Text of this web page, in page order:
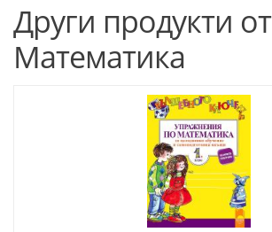
Други продукти от
Математика